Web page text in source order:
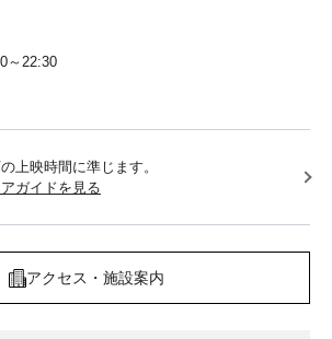
～22:30
上映時間に準じます。
ガイドを見る
アクセス・施設案内